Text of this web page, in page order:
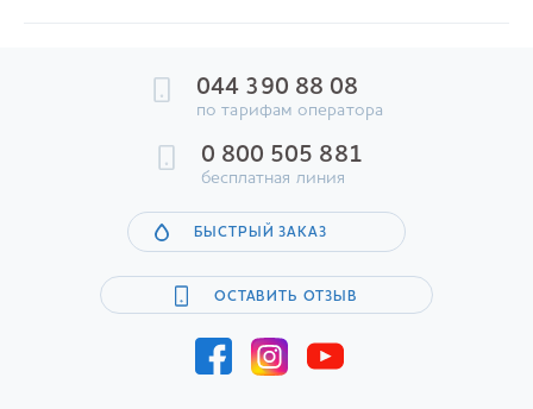
044 390 88 08
по тарифам оператора
0 800 505 881
бесплатная линия
БЫСТРЫЙ ЗАКАЗ
ОСТАВИТЬ ОТЗЫВ